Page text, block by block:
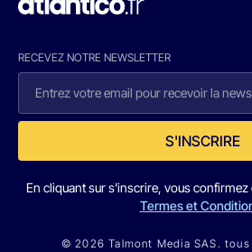
RECEVEZ NOTRE NEWSLETTER
S'INSCRIRE
En cliquant sur s'inscrire, vous
Termes et
© 2026 Talmont Media SAS.